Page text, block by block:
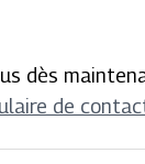
dès
de